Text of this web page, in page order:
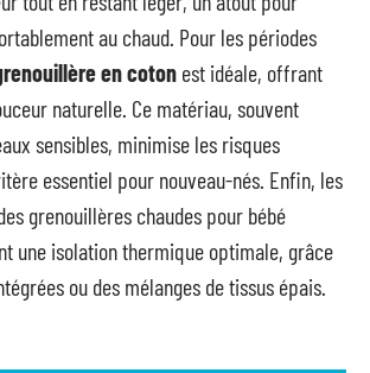
au chaud. Pour les périodes
en coton est idéale, offrant
naturelle. Ce matériau, souvent
sensibles, minimise les risques
essentiel pour nouveau-nés. Enfin, les
grenouillères chaudes pour bébé
une isolation thermique optimale, grâce
ou des mélanges de tissus épais.